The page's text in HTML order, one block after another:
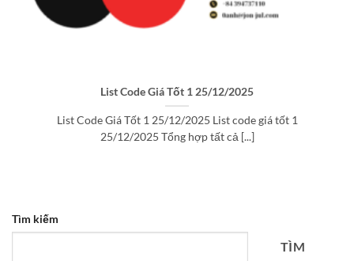
List Code Giá Tốt 1 25/12/2025
List Code Giá Tốt 1 25/12/2025 List code giá tốt 1
25/12/2025 Tổng hợp tất cả [...]
Tìm kiếm
TÌM